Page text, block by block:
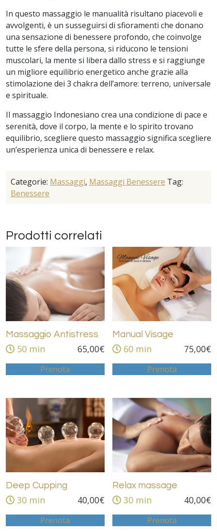
In questo massaggio le manualità risultano piacevoli e
avvolgenti, è un susseguirsi di sfioramenti che donano
una sensazione di benessere profondo, che coinvolge
tutte le sfere della persona, si riducono le tensioni
muscolari, la mente si libera dallo stress e si raggiunge
un migliore equilibrio energetico anche grazie alla
stimolazione dei 3 chakra dell’amore: terreno, universale
e spirituale.
Il massaggio Indonesiano crea una condizione di pace e
serenità, dove il corpo, la mente e lo spirito trovano
equilibrio, scegliere questo massaggio significa scegliere
un’esperienza unica di benessere e relax.
Categorie: Massaggi, Massaggi Benessere Tag:
Benessere
Prodotti correlati
Massaggio Antistress
50 min 65,00€
Prenota
Manual Visage
60 min 75,00€
Prenota
Deep Cupping
30 min 40,00€
Prenota
Relax massage
30 min 40,00€
Prenota